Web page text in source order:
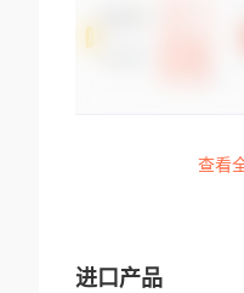
查看
进口产品